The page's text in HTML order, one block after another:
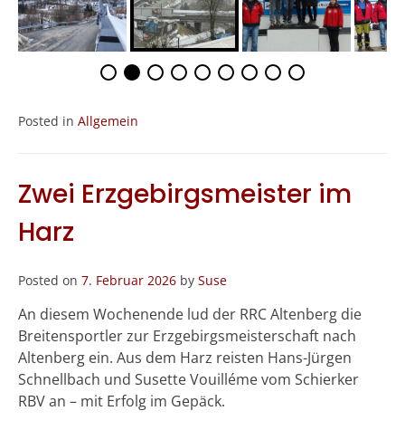
Posted in Allgemein
Zwei Erzgebirgsmeister im
Harz
Posted on 7. Februar 2026 by Suse
An diesem Wochenende lud der RRC Altenberg die
Breitensportler zur Erzgebirgsmeisterschaft nach
Altenberg ein. Aus dem Harz reisten Hans-Jürgen
Schnellbach und Susette Vouilléme vom Schierker
RBV an – mit Erfolg im Gepäck.